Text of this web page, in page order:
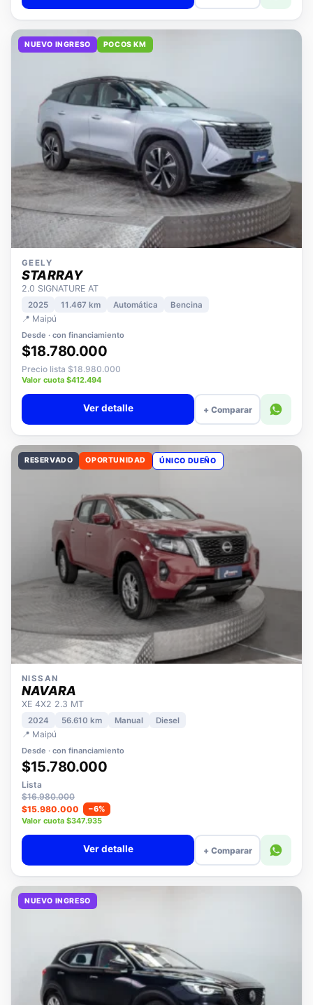
+ Comparar
GEELY
STARRAY
2.0 SIGNATURE AT
2025
📍 Maipú
Desde · con financiamiento
$18.780.000
Precio lista $18.980.000
Valor cuota $412.494
+ Comparar
RESERVADO OPORTUNIDAD
NISSAN
NAVARA
XE 4X2 2.3 MT
2024
📍 Maipú
Desde · con financiamiento
$15.780.000
Lista
$16.980.000
$15.980.000
−6%
Valor cuota $347.935
+ Comparar